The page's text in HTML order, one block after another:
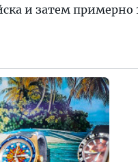
и затем примерно